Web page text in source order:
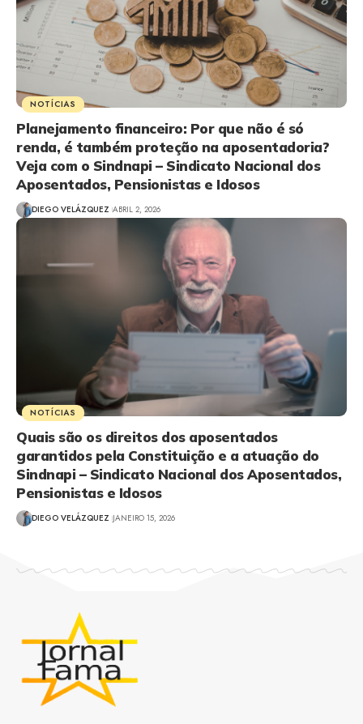
NOTÍCIAS
Planejamento financeiro: Por que não é só
renda, é também proteção na aposentadoria?
Veja com o Sindnapi – Sindicato Nacional dos
Aposentados, Pensionistas e Idosos
DIEGO VELÁZQUEZ ABRIL 2, 2026
NOTÍCIAS
Quais são os direitos dos aposentados
garantidos pela Constituição e a atuação do
Sindnapi – Sindicato Nacional dos Aposentados,
Pensionistas e Idosos
DIEGO VELÁZQUEZ JANEIRO 15, 2026